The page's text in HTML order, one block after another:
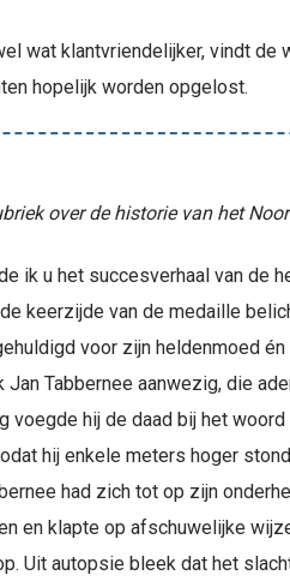
wat klantvriendelijker, vindt
hopelijk worden opgelost.
over de historie van het
ik u het succesverhaal van de
keerzijde van de medaille
voor zijn heldenmoed
Jan Tabbernee aanwezig, die
voegde hij de daad bij het
hij enkele meters hoger
had zich tot op zijn
en klapte op afschuwelijke
Uit autopsie bleek dat het